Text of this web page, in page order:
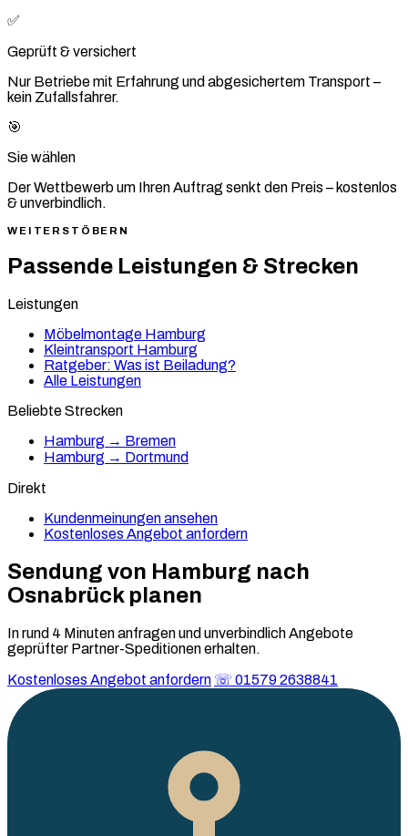
✅
Geprüft & versichert
Nur Betriebe mit Erfahrung und abgesichertem Transport –
kein Zufallsfahrer.
🎯
Sie wählen
Der Wettbewerb um Ihren Auftrag senkt den Preis – kostenlos
& unverbindlich.
WEITERSTÖBERN
Passende Leistungen & Strecken
Leistungen
Möbelmontage Hamburg
Kleintransport Hamburg
Ratgeber: Was ist Beiladung?
Alle Leistungen
Beliebte Strecken
Hamburg → Bremen
Hamburg → Dortmund
Direkt
Kundenmeinungen ansehen
Kostenloses Angebot anfordern
Sendung von Hamburg nach
Osnabrückplanen
In rund 4 Minuten anfragen und unverbindlich Angebote
geprüfter Partner-Speditionen erhalten.
Kostenloses Angebot anfordern ☏ 01579 2638841